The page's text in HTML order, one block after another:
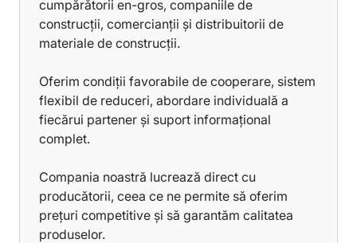
cumpărătorii en-gros, companiile de
construcții, comercianții și distribuitorii de
materiale de construcții.
Oferim condiții favorabile de cooperare, sistem
flexibil de reduceri, abordare individuală a
fiecărui partener și suport informațional
complet.
Compania noastră lucrează direct cu
producătorii, ceea ce ne permite să oferim
prețuri competitive și să garantăm calitatea
produselor.